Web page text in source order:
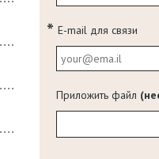
E-mail для связи
Приложить файл